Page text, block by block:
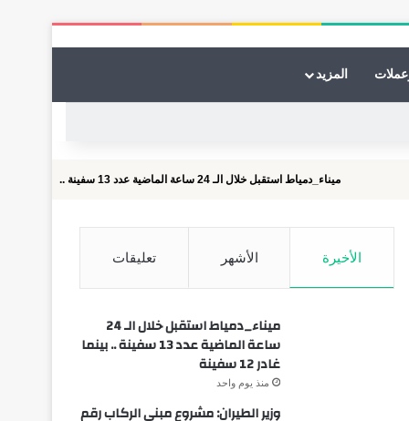
المزيد
ميناء_دمياط استقبل خلال الـ 24 ساعة الماضية عدد 13 سفينة .. بينما غادر 12 سفينة
الأخيرة الأشهر تعليقات
ميناء_دمياط استقبل خلال الـ 24
ساعة الماضية عدد 13 سفينة .. بينما
غادر 12 سفينة
منذ يوم واحد
وزير الطيران: مشروع مبني الركاب رقم